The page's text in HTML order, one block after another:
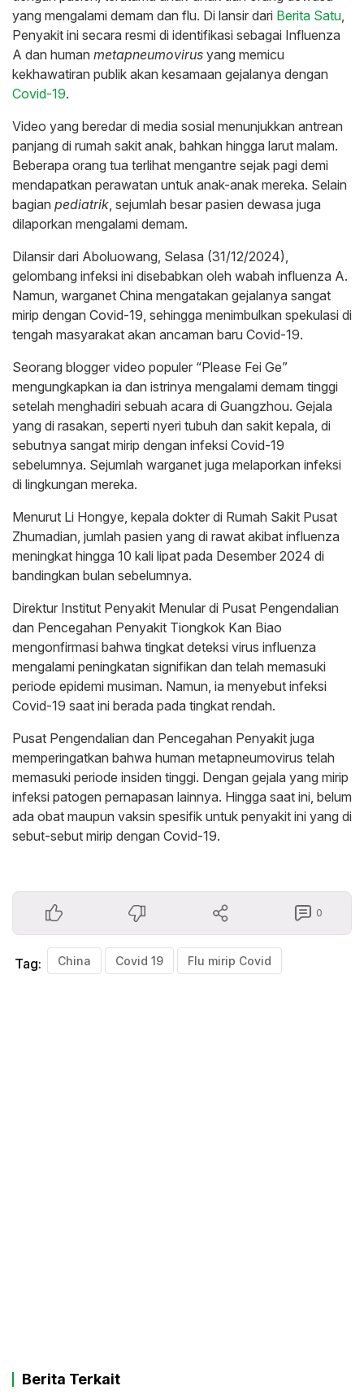
yang mengalami demam dan flu. Di lansir dari Berita Satu
Penyakit ini secara resmi di identifikasi sebagai Influenza
A dan human metapneumovirus yang memicu
kekhawatiran publik akan kesamaan gejalanya dengan
Covid-19.
Video yang beredar di media sosial menunjukkan antrean
panjang di rumah sakit anak, bahkan hingga larut malam.
Beberapa orang tua terlihat mengantre sejak pagi demi
mendapatkan perawatan untuk anak-anak mereka. Selain
bagian pediatrik , sejumlah besar pasien dewasa juga
dilaporkan mengalami demam.
Dilansir dari Aboluowang, Selasa (31/12/2024),
gelombang infeksi ini disebabkan oleh wabah influenza A.
Namun, warganet China mengatakan gejalanya sangat
mirip dengan Covid-19, sehingga menimbulkan spekulasi di
tengah masyarakat akan ancaman baru Covid-19.
Seorang blogger video populer “Please Fei Ge”
mengungkapkan ia dan istrinya mengalami demam tinggi
setelah menghadiri sebuah acara di Guangzhou. Gejala
yang di rasakan, seperti nyeri tubuh dan sakit kepala, di
sebutnya sangat mirip dengan infeksi Covid-19
sebelumnya. Sejumlah warganet juga melaporkan infeksi
di lingkungan mereka.
Menurut Li Hongye, kepala dokter di Rumah Sakit Pusat
Zhumadian, jumlah pasien yang di rawat akibat influenza
meningkat hingga 10 kali lipat pada Desember 2024 di
bandingkan bulan sebelumnya.
Direktur Institut Penyakit Menular di Pusat Pengendalian
dan Pencegahan Penyakit Tiongkok Kan Biao
mengonfirmasi bahwa tingkat deteksi virus influenza
mengalami peningkatan signifikan dan telah memasuki
periode epidemi musiman. Namun, ia menyebut infeksi
Covid-19 saat ini berada pada tingkat rendah.
Pusat Pengendalian dan Pencegahan Penyakit juga
memperingatkan bahwa human metapneumovirus telah
memasuki periode insiden tinggi. Dengan gejala yang mirip
infeksi patogen pernapasan lainnya. Hingga saat ini, belum
ada obat maupun vaksin spesifik untuk penyakit ini yang di
sebut-sebut mirip dengan Covid-19.
0
Tag: China Covid 19 Flu mirip Covid
Berita Terkait